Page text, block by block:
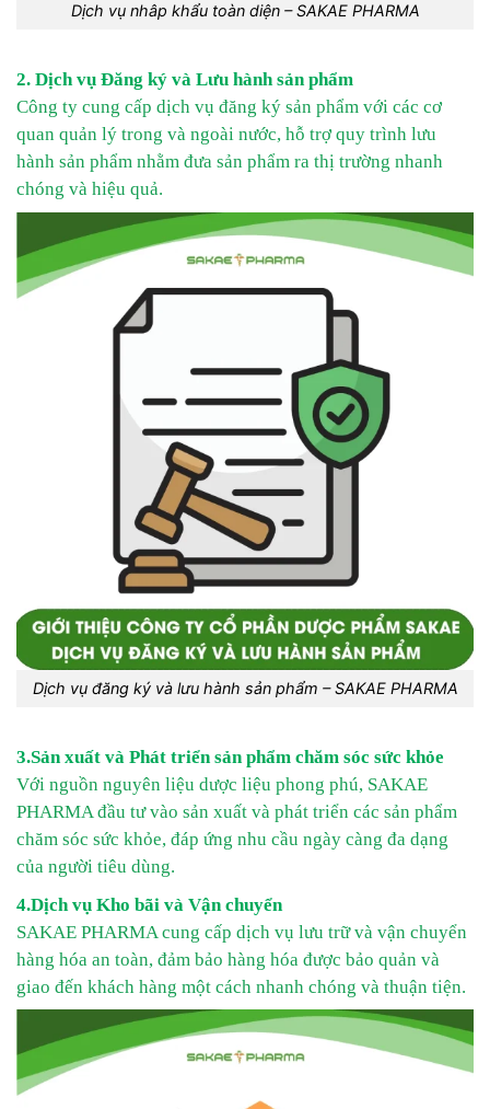
Dịch vụ nhâp khẩu toàn diện – SAKAE PHARMA
2. Dịch vụ Đăng ký và Lưu hành sản phẩm
Công ty cung cấp dịch vụ đăng ký sản phẩm với các cơ
quan quản lý trong và ngoài nước, hỗ trợ quy trình lưu
hành sản phẩm nhằm đưa sản phẩm ra thị trường nhanh
chóng và hiệu quả.
Dịch vụ đăng ký và lưu hành sản phẩm – SAKAE PHARMA
3.Sản xuất và Phát triển sản phẩm chăm sóc sức khỏe
Với nguồn nguyên liệu dược liệu phong phú, SAKAE
PHARMA đầu tư vào sản xuất và phát triển các sản phẩm
chăm sóc sức khỏe, đáp ứng nhu cầu ngày càng đa dạng
của người tiêu dùng.
4.Dịch vụ Kho bãi và Vận chuyển
SAKAE PHARMA cung cấp dịch vụ lưu trữ và vận chuyển
hàng hóa an toàn, đảm bảo hàng hóa được bảo quản và
giao đến khách hàng một cách nhanh chóng và thuận tiện.